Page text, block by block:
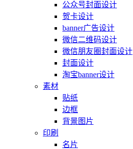
公众号封面设计
贺卡设计
banner广告设计
微信二维码设计
微信朋友圈封面设计
封面设计
淘宝banner设计
素材
贴纸
边框
背景图片
印刷
名片